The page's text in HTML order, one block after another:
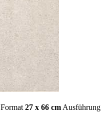
Format 27 x 66 cm Ausführung